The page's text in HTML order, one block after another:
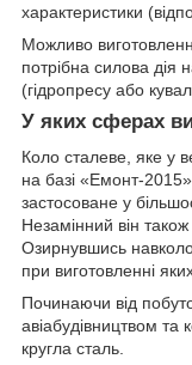
характеристики
Можливо
потрібна силова дія
(гідропресу або
У яких сферах
Коло сталеве, яке у
на базі «Емонт-
застосоване у
Незамінний він
Озирнувшись
при виготовленні
Починаючи від
авіабудівництвом та
кругла сталь.